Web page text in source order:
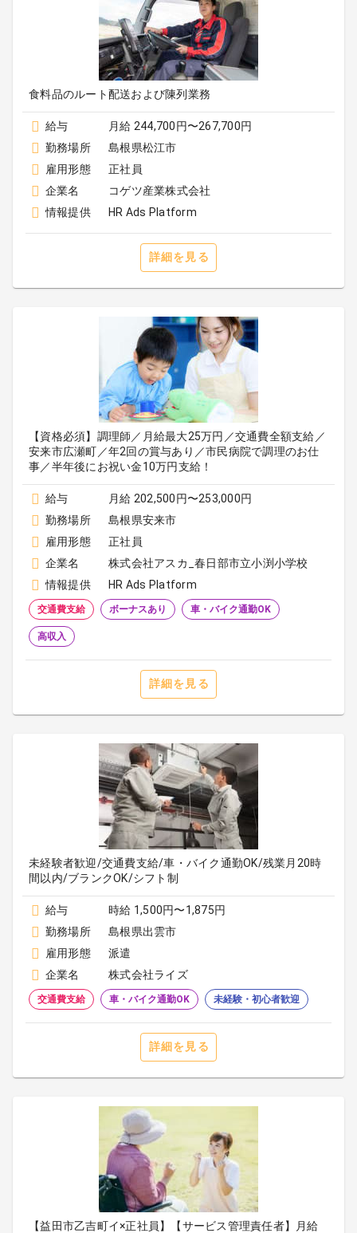
食料品のルート配送および陳列業務
給与
月給 244,700円〜267,700円
勤務場所
島根県松江市
雇用形態
正社員
企業名
コゲツ産業株式会社
情報提供
HR Ads Platform
詳細を見る
【資格必須】調理師／月給最大25万円／交通費全額支給／
安来市広瀬町／年2回の賞与あり／市民病院で調理のお仕
事／半年後にお祝い金10万円支給！
給与
月給 202,500円〜253,000円
勤務場所
島根県安来市
雇用形態
正社員
企業名
株式会社アスカ_春日部市立小渕小学校
情報提供
HR Ads Platform
交通費支給 ボーナスあり 車・バイク通勤OK
高収入
詳細を見る
未経験者歓迎/交通費支給/車・バイク通勤OK/残業月20時
間以内/ブランクOK/シフト制
給与
時給 1,500円〜1,875円
勤務場所
島根県出雲市
雇用形態
派遣
企業名
株式会社ライズ
交通費支給 車・バイク通勤OK 未経験・初心者歓迎
詳細を見る
【益田市乙吉町イ×正社員】【サービス管理責任者】月給